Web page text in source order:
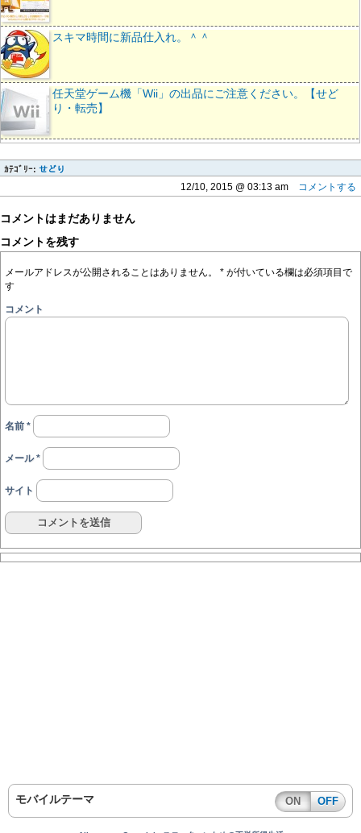
スキマ時間に新品仕入れ。＾＾
任天堂ゲーム機「Wii」の出品にご注意ください。【せど
り・転売】
ｶﾃｺﾞﾘｰ: せどり
12/10, 2015 @ 03:13 am コメントする
コメントはまだありません
コメントを残す
メールアドレスが公開されることはありません。 * が付いている欄は必須項目で
す
コメント
名前 *
メール*
サイト
モバイルテーマ ON OFF